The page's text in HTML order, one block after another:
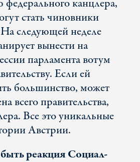
федерального канцлера,
стать чиновники
следующей неделе
вынести на
парламента вотум
Если ей
большинство, может
всего правительства,
Все это уникальные
Австрии.
реакция Социал-